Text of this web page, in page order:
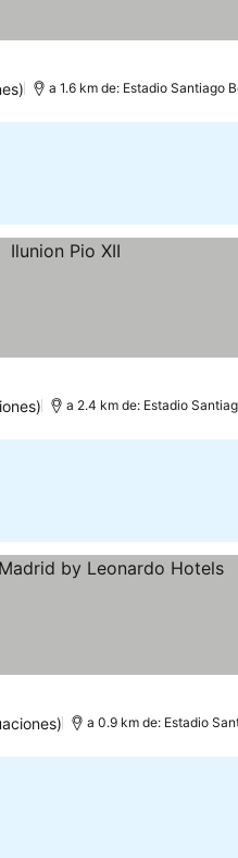
a 1.6 km de: Estadio Santiago
a 2.4 km de: Estadio
a 0.9 km de: Estadio